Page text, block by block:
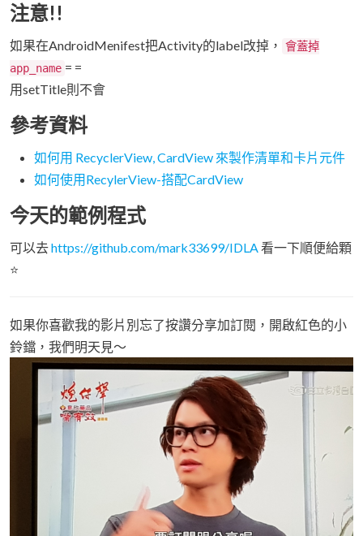
注意!!
如果在AndroidMenifest把Activity的label改掉，
會蓋掉
app_name = =
用setTitle則不會
參考資料
如何用 RecyclerView, CardView 來製作清單和卡片元件
如何使用RecylerView-搭配CardView
今天的範例程式
可以去https://github.com/mark33699/IDLA看一下順便給顆
⭐️
如果你喜歡我的影片別忘了按讚分享加訂閱，開啟紅色的小
鈴鐺，我們明天見～